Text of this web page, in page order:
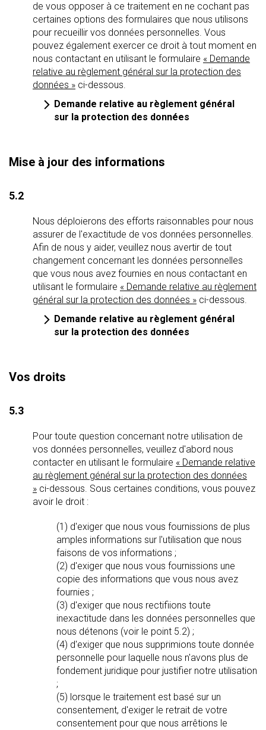
de vous opposer à ce traitement en ne cochant pas
certaines options des formulaires que nous utilisons
pour recueillir vos données personnelles. Vous
pouvez également exercer ce droit à tout moment en
nous contactant en utilisant le formulaire « Demande
relative au règlement général sur la protection des
données » ci-dessous.
Demande relative au règlement général
sur la protection des données
Mise à jour des informations
5.2
Nous déploierons des efforts raisonnables pour nous
assurer de l'exactitude de vos données personnelles.
Afin de nous y aider, veuillez nous avertir de tout
changement concernant les données personnelles
que vous nous avez fournies en nous contactant en
utilisant le formulaire « Demande relative au règlement
général sur la protection des données » ci-dessous.
Demande relative au règlement général
sur la protection des données
Vos droits
5.3
Pour toute question concernant notre utilisation de
vos données personnelles, veuillez d'abord nous
contacter en utilisant le formulaire « Demande relative
au règlement général sur la protection des données
» ci-dessous. Sous certaines conditions, vous pouvez
avoir le droit :
(1) d'exiger que nous vous fournissions de plus
amples informations sur l'utilisation que nous
faisons de vos informations ;
(2) d'exiger que nous vous fournissions une
copie des informations que vous nous avez
fournies ;
(3) d'exiger que nous rectifiions toute
inexactitude dans les données personnelles que
nous détenons (voir le point 5.2) ;
(4) d'exiger que nous supprimions toute donnée
personnelle pour laquelle nous n'avons plus de
fondement juridique pour justifier notre utilisation
;
(5) lorsque le traitement est basé sur un
consentement, d'exiger le retrait de votre
consentement pour que nous arrêtions le